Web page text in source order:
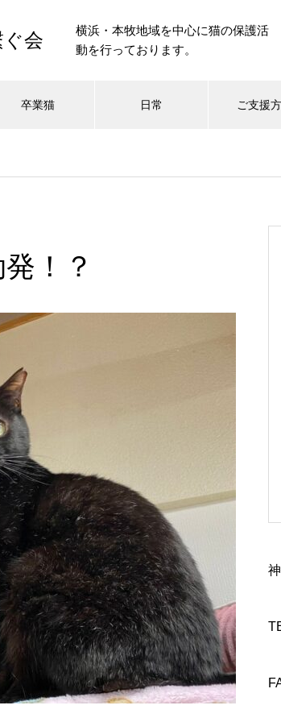
会
横浜・本牧地域を中心に猫の保護活
動を行っております。
卒業猫 日常 ご支援
！？